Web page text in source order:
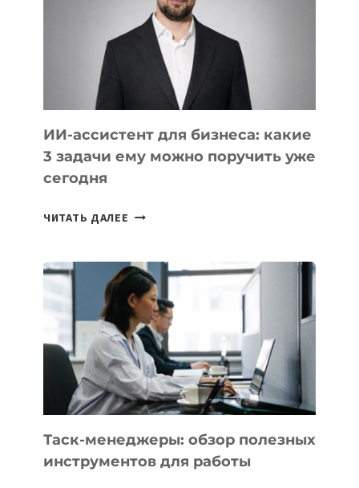
АРМЕНИИ
ИИ-ассистент для бизнеса: какие
3 задачи ему можно поручить уже
сегодня
ЧИТАТЬ ДАЛЕЕ ИИ-
БИЗНЕСА:
КАКИЕ
3
ЗАДАЧИ
ЕМУ
МОЖНО
ПОРУЧИТЬ
УЖЕ
СЕГОДНЯ
Таск-менеджеры: обзор полезных
инструментов для работы